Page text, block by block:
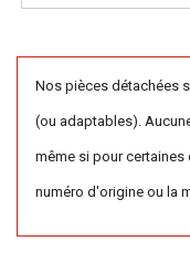
Nos pièces détachées
(ou adaptables).
même si pour
numéro d'origine ou la